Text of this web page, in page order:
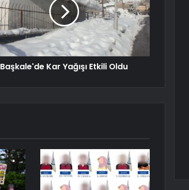
Başkale'de Kar Yağışı Etkili Oldu